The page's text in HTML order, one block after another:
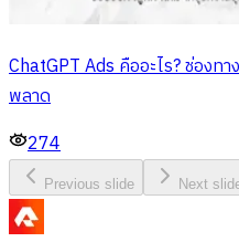
ChatGPT Ads คืออะไร? ช่อง
พลาด
274
Previous slide Next